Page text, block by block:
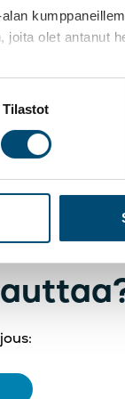
olet antanut
Tilastot
Tero